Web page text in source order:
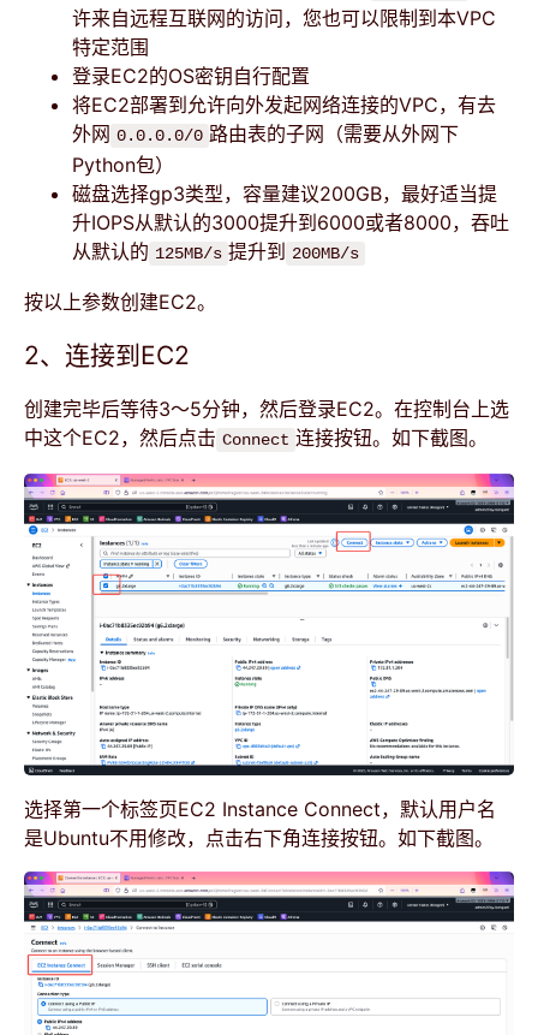
许来自远程互联网的访问，您也可以限制到本VPC
特定范围
登录EC2的OS密钥自行配置
将EC2部署到允许向外发起网络连接的VPC，有去
外网 0.0.0.0/0 路由表的子网（需要从外网下
Python包）
磁盘选择gp3类型，容量建议200GB，最好适当提
升IOPS从默认的3000提升到6000或者8000，吞吐
从默认的 125MB/s 提升到 200MB/s
按以上参数创建EC2。
2、连接到EC2
创建完毕后等待3～5分钟，然后登录EC2。在控制台上选
中这个EC2，然后点击 Connect 连接按钮。如下截图。
选择第一个标签页EC2 Instance Connect，默认用户名
是Ubuntu不用修改，点击右下角连接按钮。如下截图。